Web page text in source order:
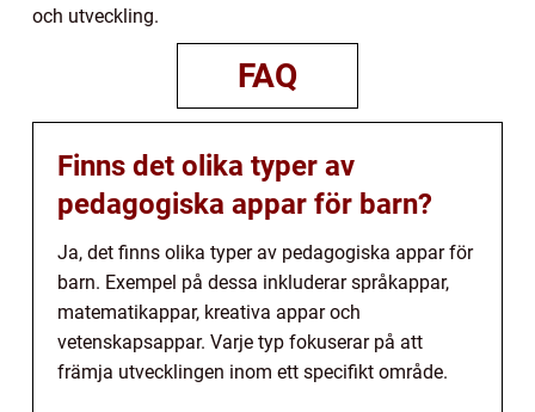
och utveckling.
FAQ
Finns det olika typer av
pedagogiska appar för barn?
Ja, det finns olika typer av pedagogiska appar för
barn. Exempel på dessa inkluderar språkappar,
matematikappar, kreativa appar och
vetenskapsappar. Varje typ fokuserar på att
främja utvecklingen inom ett specifikt område.